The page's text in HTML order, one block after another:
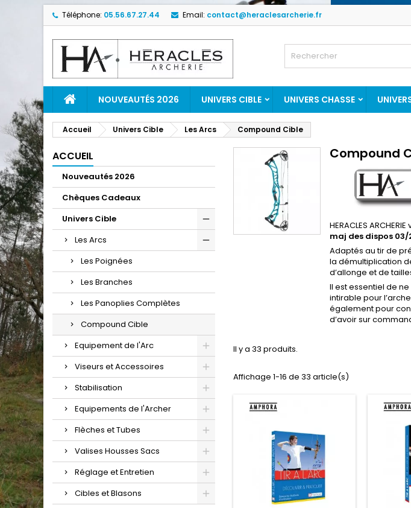
Téléphone: 05.56.67.27.44 Email: contact@heraclesarcherie.fr
NOUVEAUTÉS 2026 UNIVERS CIBLE UNIVERS CHASSE
Accueil Univers Cible Les Arcs Compound Cible
ACCUEIL
Nouveautés 2026
Chèques Cadeaux
Univers Cible
Les Arcs
Les Poignées
Les Branches
Les Panoplies Complètes
Compound Cible
Equipement de l'Arc
Viseurs et Accessoires
Stabilisation
Equipements de l'Archer
Flèches et Tubes
Valises Housses Sacs
Réglage et Entretien
Cibles et Blasons
Compound
HERACLES
maj des dispos 03/
Adaptés au tir de
la démultiplication
d’allonge et de
Il est essentiel de
intirable pour
également pour
d’avoir sur
Il y a 33 produits.
Affichage 1-16 de 33 article(s)